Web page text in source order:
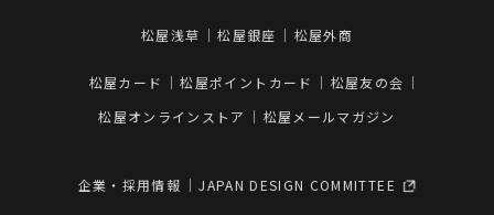
松屋浅草 松屋銀座 松屋外商
松屋カード 松屋ポイントカード
松屋友の会
松屋オンラインストア
松屋メールマガジン
企業・採用情報 JAPAN DESIGN COMMITTEE